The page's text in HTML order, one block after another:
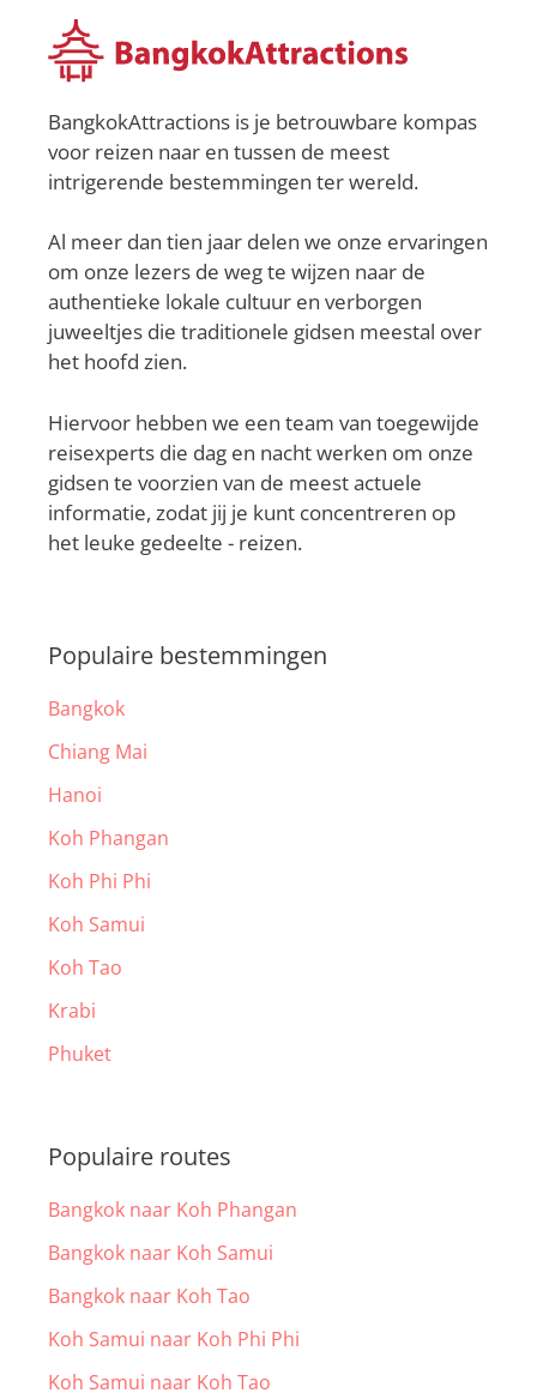
BangkokAttractions is je betrouwbare kompas
voor reizen naar en tussen de meest
intrigerende bestemmingen ter wereld.
Al meer dan tien jaar delen we onze ervaringen
om onze lezers de weg te wijzen naar de
authentieke lokale cultuur en verborgen
juweeltjes die traditionele gidsen meestal over
het hoofd zien.
Hiervoor hebben we een team van toegewijde
reisexperts die dag en nacht werken om onze
gidsen te voorzien van de meest actuele
informatie, zodat jij je kunt concentreren op
het leuke gedeelte - reizen.
Populaire bestemmingen
Bangkok
Chiang Mai
Hanoi
Koh Phangan
Koh Phi Phi
Koh Samui
Koh Tao
Krabi
Phuket
Populaire routes
Bangkok naar Koh Phangan
Bangkok naar Koh Samui
Bangkok naar Koh Tao
Koh Samui naar Koh Phi Phi
Koh Samui naar Koh Tao